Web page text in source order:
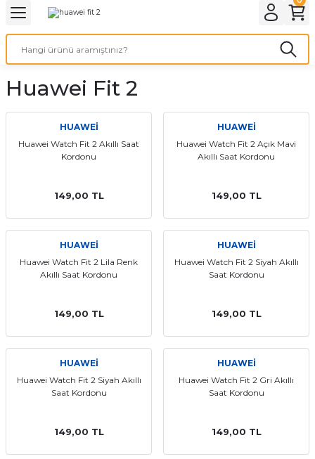
& ELEKTİRİK AYDINLATMA & ELEKTRİK
OFİS MALZEMELERİ
ve Cihaz Pilleri
ÇEŞİTLERİ
Kordon Çeşitleri
kordonları
saat kordonu
Kordonları
Huawei Fit 2
HUAWEİ
Huawei Watch Fit 2 Akıllı Saat
Kordonu
149,00 TL
HUAWEİ
Huawei Watch Fit 2 Açık Mavi
Akıllı Saat Kordonu
149,00 TL
HUAWEİ
Huawei Watch Fit 2 Lila Renk
Akıllı Saat Kordonu
149,00 TL
HUAWEİ
Huawei Watch Fit 2 Siyah Akıllı
Saat Kordonu
149,00 TL
HUAWEİ
Huawei Watch Fit 2 Siyah Akıllı
Saat Kordonu
149,00 TL
HUAWEİ
Huawei Watch Fit 2 Gri Akıllı
Saat Kordonu
149,00 TL